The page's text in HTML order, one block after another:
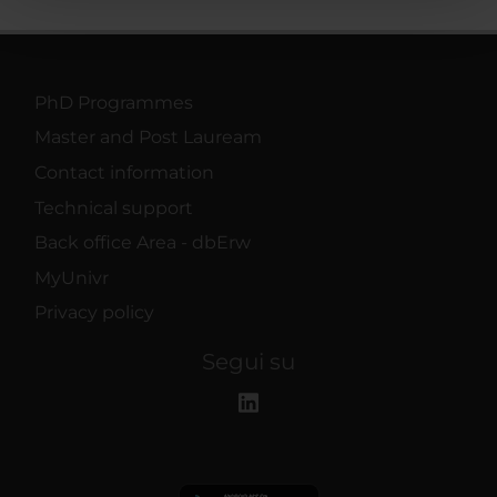
con altre informazioni che hai fornito loro o che hanno
PhD Programmes
Master and Post Lauream
Contact information
Technical support
Back office Area - dbErw
MyUnivr
Privacy policy
Segui su